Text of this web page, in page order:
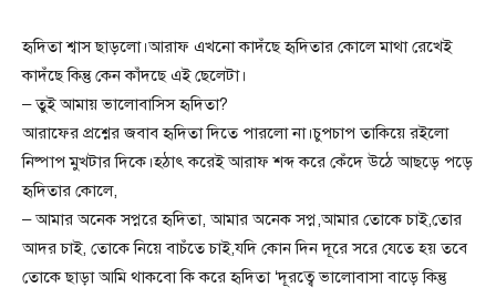
হৃদিতা শ্বাস ছাড়লো।আরাফ এখনো কাদঁছে হৃদিতার কোলে মাথা রেখেই
কাদঁছে কিন্তু কেন কাঁদছে এই ছেলেটা।
– তুই আমায় ভালোবাসিস হৃদিতা?
আরাফের প্রশ্নের জবাব হৃদিতা দিতে পারলো না।চুপচাপ তাকিয়ে রইলো
নিষ্পাপ মুখটার দিকে।হঠাৎ করেই আরাফ শব্দ করে কেঁদে উঠে আছড়ে পড়ে
হৃদিতার কোলে,
– আমার অনেক সপ্নরে হৃদিতা, আমার অনেক সপ্ন,আমার তোকে চাই,তোর
আদর চাই, তোকে নিয়ে বাচঁতে চাই,যদি কোন দিন দূরে সরে যেতে হয় তবে
তোকে ছাড়া আমি থাকবো কি করে হৃদিতা ‘দূরত্বে ভালোবাসা বাড়ে কিন্তু